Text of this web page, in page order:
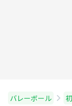
バレーボール